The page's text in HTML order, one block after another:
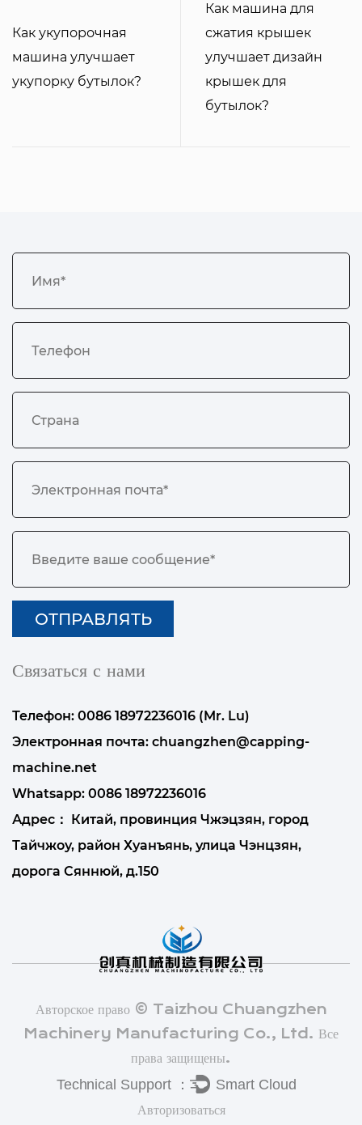
Как укупорочная
машина улучшает
укупорку бутылок?
Как машина для
сжатия крышек
улучшает дизайн
крышек для
бутылок?
Связаться с нами
Телефон: 0086 18972236016 (Mr. Lu)
Электронная почта: chuangzhen@capping-
machine.net
Whatsapp: 0086 18972236016
Адрес： Китай, провинция Чжэцзян, город
Тайчжоу, район Хуанъянь, улица Чэнцзян,
дорога Сяннюй, д.150
Авторское право © Taizhou Chuangzhen
Machinery Manufacturing Co., Ltd. Все
права защищены.
Авторизоваться